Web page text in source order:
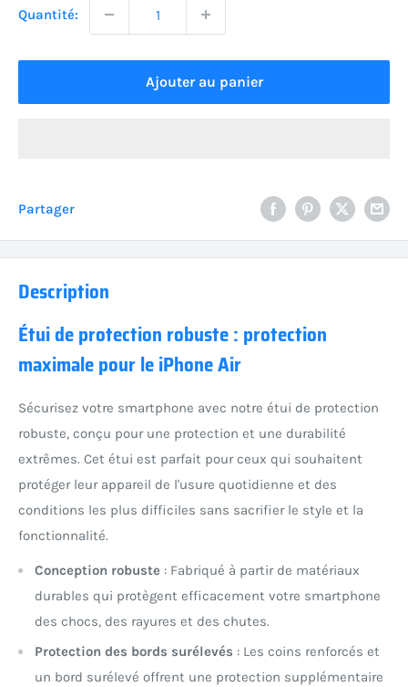
Quantité:
Ajouter au panier
Partager
Description
Étui de protection robuste : protection
maximale pour le iPhone Air
Sécurisez votre smartphone avec notre étui de protection
robuste, conçu pour une protection et une durabilité
extrêmes. Cet étui est parfait pour ceux qui souhaitent
protéger leur appareil de l'usure quotidienne et des
conditions les plus difficiles sans sacrifier le style et la
fonctionnalité.
Conception robuste : Fabriqué à partir de matériaux
durables qui protègent efficacement votre smartphone
des chocs, des rayures et des chutes.
Protection des bords surélevés : Les coins renforcés et
un bord surélevé offrent une protection supplémentaire